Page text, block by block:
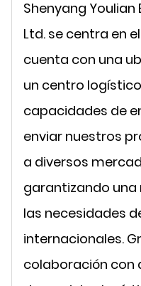
Shenyang Youlian
Ltd. se centra en
cuenta con una
un centro
capacidades de
enviar nuestros
a diversos
garantizando
las necesidades
internacionales.
colaboración con